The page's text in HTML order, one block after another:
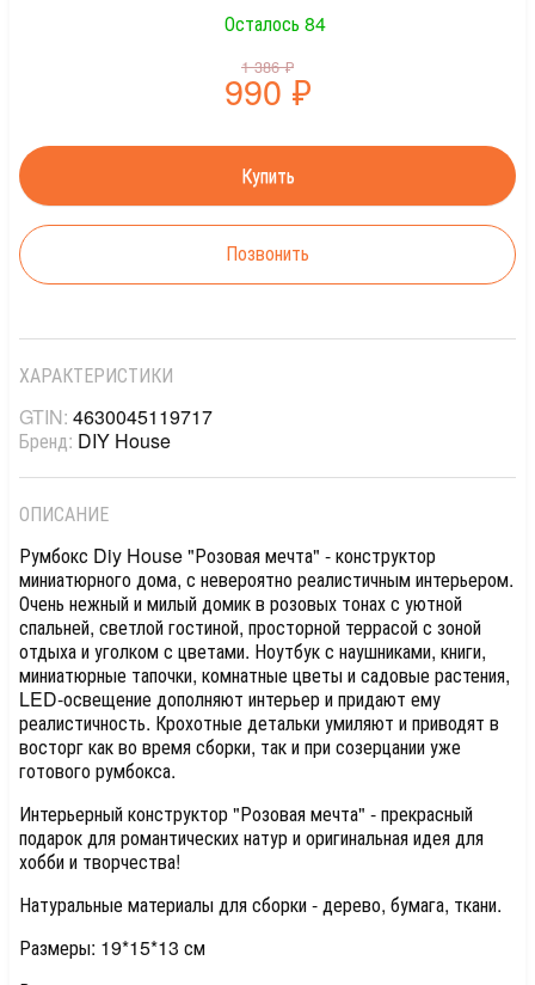
Осталось 84
1 386₽
990 ₽
Позвонить
ХАРАКТЕРИСТИКИ
GTIN: 4630045119717
Бренд: DIY House
ОПИСАНИЕ
Румбокс Diy House "Розовая мечта" - конструктор
миниатюрного дома, с невероятно реалистичным интерьером.
Очень нежный и милый домик в розовых тонах с уютной
спальней, светлой гостиной, просторной террасой с зоной
отдыха и уголком с цветами. Ноутбук с наушниками, книги,
миниатюрные тапочки, комнатные цветы и садовые растения,
LED-освещение дополняют интерьер и придают ему
реалистичность. Крохотные детальки умиляют и приводят в
восторг как во время сборки, так и при созерцании уже
готового румбокса.
Интерьерный конструктор "Розовая мечта" - прекрасный
подарок для романтических натур и оригинальная идея для
хобби и творчества!
Натуральные материалы для сборки - дерево, бумага, ткани.
Размеры: 19*15*13 см